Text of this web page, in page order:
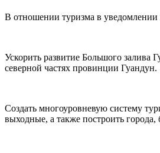
В отношении туризма в уведомлении
Ускорить развитие Большого залива
северной частях провинции Гуандун.
Создать многоуровневую систему
выходные, а также построить города,